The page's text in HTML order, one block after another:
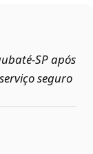
após
seguro